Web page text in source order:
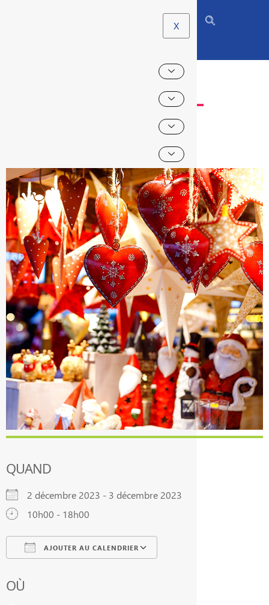
X
MARCHÉ DE NOËL –
QUAND
2 décembre 2023 - 3 décembre 2023
10h00 - 18h00
AJOUTER AU CALENDRIER
OÙ